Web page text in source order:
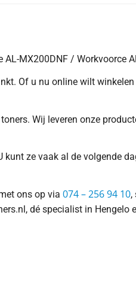
MX200DNF / Workvoorce
Of u nu online wilt
Wij leveren onze
ze vaak al de volgende
ons op via 074 – 256 94 10,
dé specialist in Hengelo